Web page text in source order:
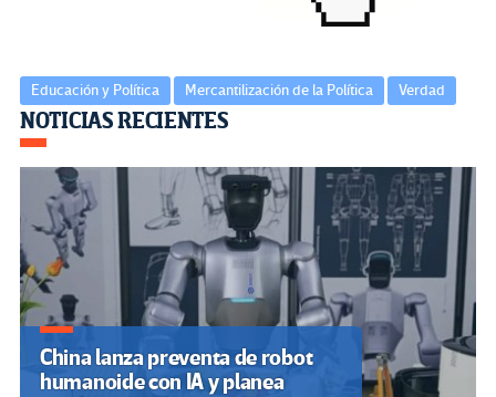
Educación y Política Mercantilización de la Política Verdad
Navegación
de
entradas
NOTICIAS RECIENTES
China lanza preventa de robot
humanoide con IA y planea